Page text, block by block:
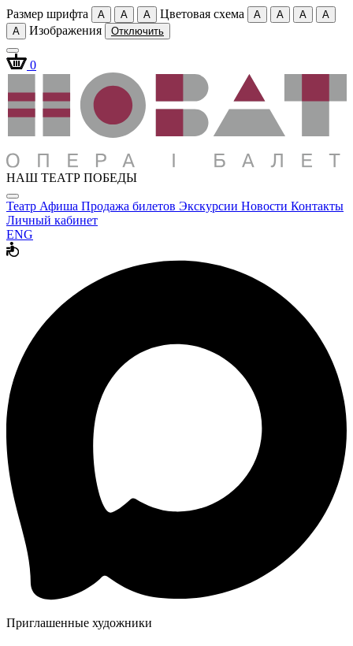
Размер шрифта A A A Цветовая схема A A A
A
A
Изображения Отключить
0
НАШ ТЕАТР ПОБЕДЫ
Театр Афиша Продажа билетов Экскурсии Новости Контакты
Личный кабинет
ENG
Приглашенные художники